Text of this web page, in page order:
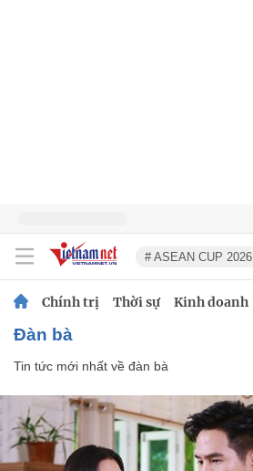
# ASEAN CUP 2026
Chính trị Thời sự Kinh doanh
đàn bà
Tin tức mới nhất về đàn bà